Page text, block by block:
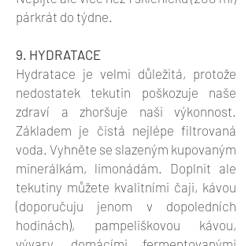
párkrát do týdne.
9. HYDRATACE
Hydratace je velmi důležitá, protože
nedostatek tekutin poškozuje naše
zdraví a zhoršuje naši výkonnost.
Základem je čistá nejlépe filtrovaná
voda. Vyhněte se slazeným kupovaným
minerálkám, limonádám. Doplnit ale
tekutiny můžete kvalitními čaji, kávou
(doporučuju jenom v dopoledních
hodinách), pampeliškovou kávou,